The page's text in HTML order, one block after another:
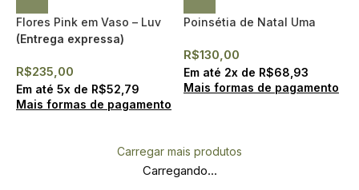
Flores Pink em Vaso – Luv
(Entrega expressa)
R$235,00
Em até 5x de R$52,79
Mais formas de pagamento
Poinsétia de Natal Uma
R$130,00
Em até 2x de R$68,93
Mais formas de pagamento
Carregar mais produtos
Carregando...